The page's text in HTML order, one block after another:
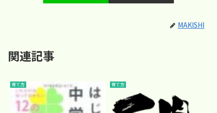
MAKISHI
関連記事
育て方 育て方